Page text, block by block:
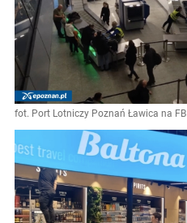
fot. Port Lotniczy Poznań Ławica na FB